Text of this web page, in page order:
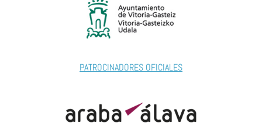
PATROCINADORES OFICIALES